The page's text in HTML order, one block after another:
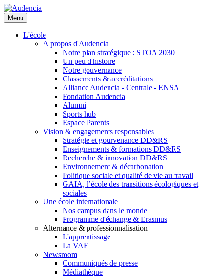
Aller
au
contenu
principal
Menu
L'école
A propos d'Audencia
Notre plan stratégique : STOA 2030
Un peu d'histoire
Notre gouvernance
Classements & accréditations
Alliance Audencia - Centrale - ENSA
Fondation Audencia
Alumni
Sports hub
Espace Parents
Vision & engagements responsables
Stratégie et gourvenance DD&RS
Enseignements & formations DD&RS
Recherche & innovation DD&RS
Environnement & décarbonation
Politique sociale et qualité de vie au travail
GAIA, l’école des transitions écologiques et
sociales
Une école internationale
Nos campus dans le monde
Programme d'échange & Erasmus
Alternance & professionnalisation
L'apprentissage
La VAE
Newsroom
Communiqués de presse
Médiathèque